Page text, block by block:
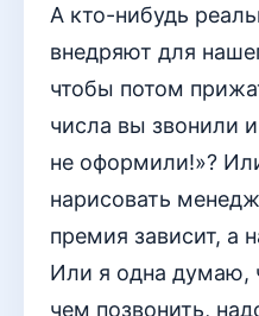
А кто-нибудь
внедряют для
чтобы потом
числа вы звонили
не оформили!»?
нарисовать
премия зависит, а
Или я одна думаю,
чем позвонить,